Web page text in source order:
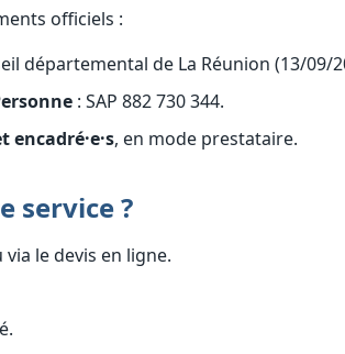
officiels :
départemental de La Réunion (13/09/
: SAP 882 730 344.
encadré·e·s, en mode prestataire.
service ?
le devis en ligne.